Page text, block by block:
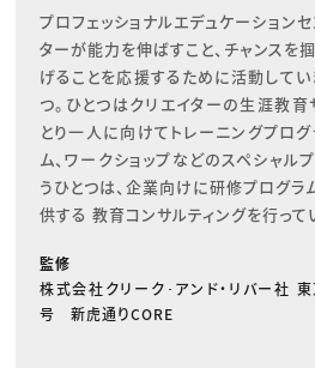
プロフェッショナルエデュケーションセ
ターが能力を伸ばすこと、チャンスを
げることを応援するために活動して
つ。ひとつはクリエイターの生涯教育
とり一人に向けてトレーニングプログ
ム、ワークショップなどのスペシャル
うひとつは、企業向けに研修プログ
供する 教育コンサルティングを行って
監修
株式会社クリーク･アンド・リバー社
号 新虎通りCORE